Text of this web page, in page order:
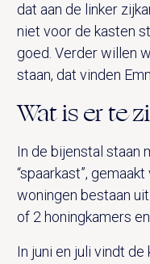
dat aan de linker
niet voor de kasten
goed. Verder willen
staan, dat vinden
Wat is er te
In de bijenstal staan
“spaarkast”,
woningen bestaan
of 2 honingkamers en
In juni en juli vindt